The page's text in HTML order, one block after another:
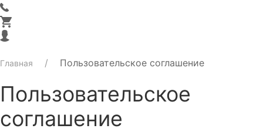
Главная Пользовательское соглашение
Пользовательское
соглашение